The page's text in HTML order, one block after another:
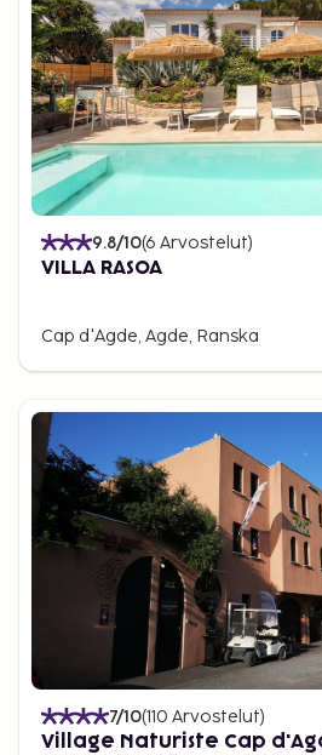
9.8/10(6 Arvostelut)
VILLA RASOA
Cap d'Agde, Agde, Ranska
7/10(110 Arvostelut)
Village Naturiste Cap